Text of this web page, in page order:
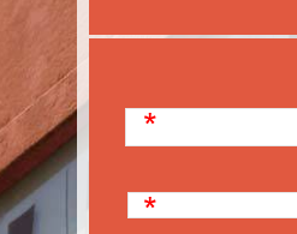
*
*